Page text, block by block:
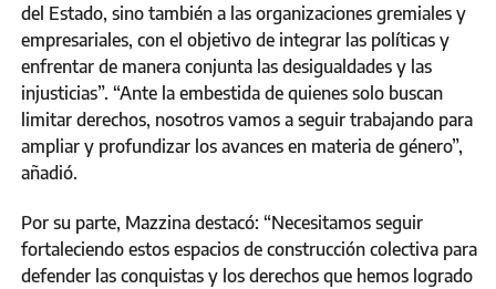
del Estado, sino también a las organizaciones gremiales y
empresariales, con el objetivo de integrar las políticas y
enfrentar de manera conjunta las desigualdades y las
injusticias”. “Ante la embestida de quienes solo buscan
limitar derechos, nosotros vamos a seguir trabajando para
ampliar y profundizar los avances en materia de género”,
añadió.
Por su parte, Mazzina destacó: “Necesitamos seguir
fortaleciendo estos espacios de construcción colectiva para
defender las conquistas y los derechos que hemos logrado